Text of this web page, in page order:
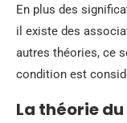
En plus des
il existe des
autres théories, ce
condition est
La théorie